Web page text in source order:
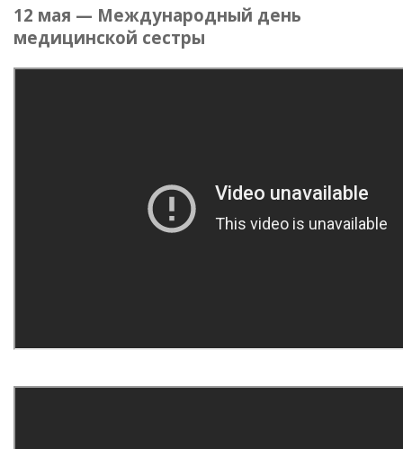
12 мая — Международный день
медицинской сестры